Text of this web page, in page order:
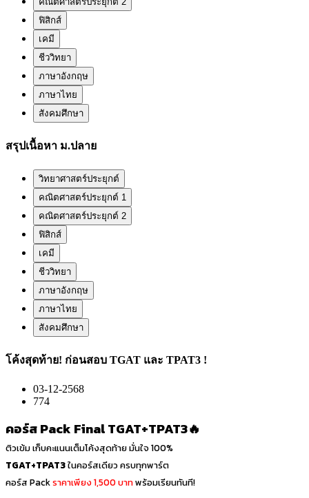
ฟิสิกส์
เคมี
ชีววิทยา
ภาษาอังกฤษ
ภาษาไทย
สังคมศึกษา
สรุปเนื้อหา ม.ปลาย
วิทยาศาสตร์ประยุกต์
คณิตศาสตร์ประยุกต์ 1
คณิตศาสตร์ประยุกต์ 2
ฟิสิกส์
เคมี
ชีววิทยา
ภาษาอังกฤษ
ภาษาไทย
สังคมศึกษา
โค้งสุดท้าย! ก่อนสอบ TGAT และ TPAT3 !
03-12-2568
774
คอร์ส Pack Final TGAT+TPAT3🔥
ติวเข้ม เก็บคะแนนเต็มโค้งสุดท้าย มั่นใจ 100%​
TGAT+TPAT3ในคอร์สเดียว ครบทุกพาร์ต
คอร์ส Packราคาเพียง 1,500 บาทพร้อมเรียนทันที!